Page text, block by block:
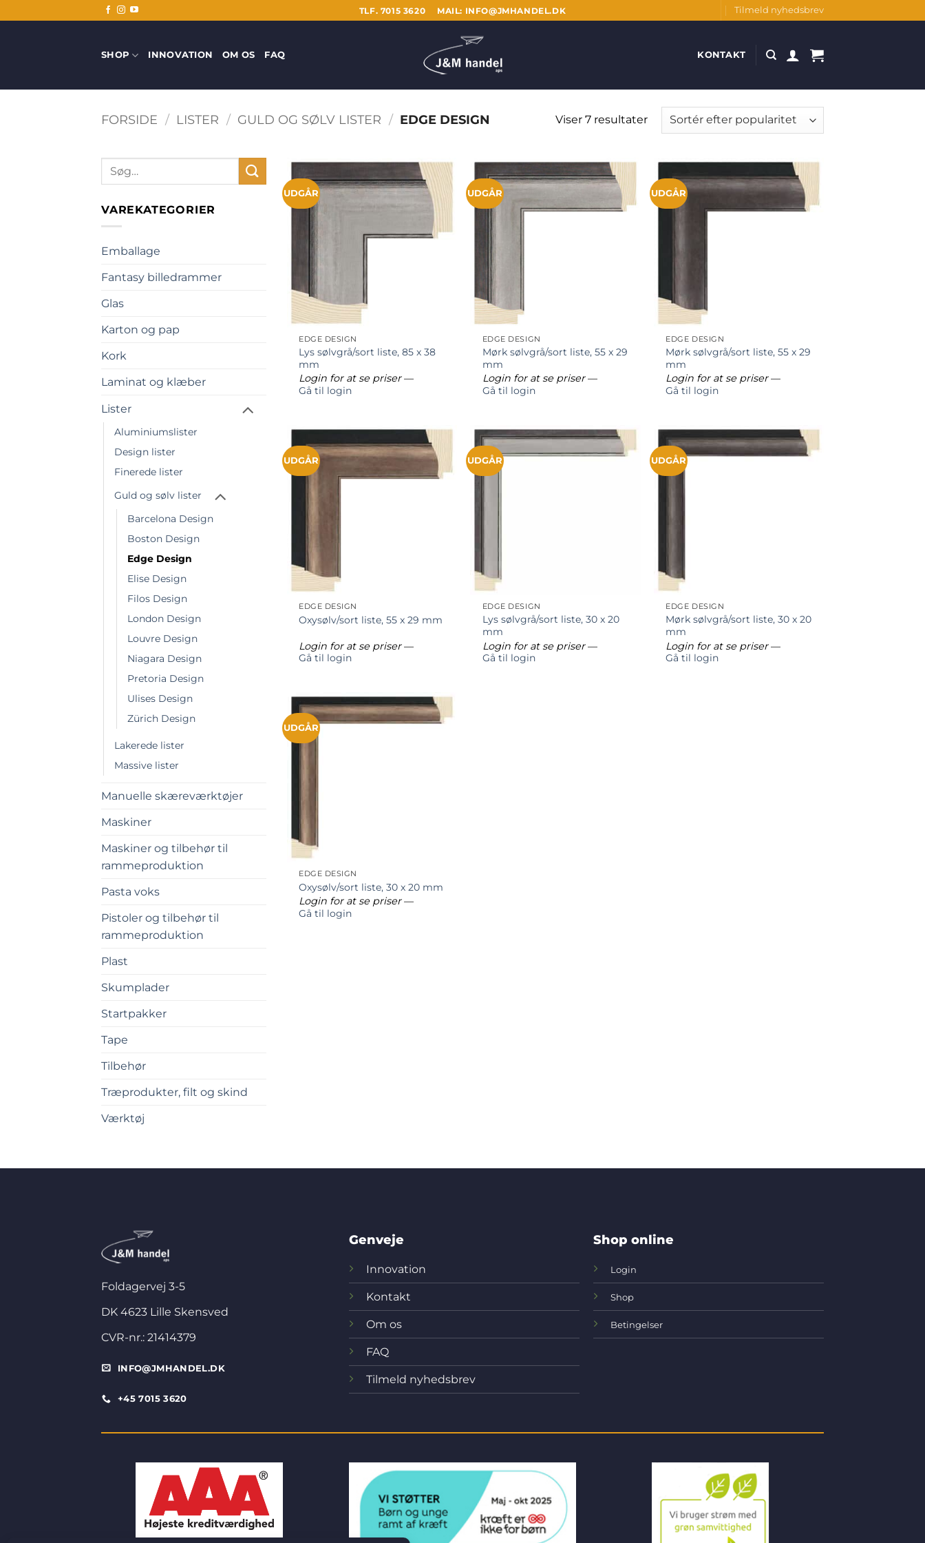
til
TLF. 7015 3620 MAIL: INFO@JMHANDEL.DK Tilmeld nyhedsbrev
SHOP INNOVATION OM OS FAQ KONTAKT
FORSIDE / LISTER / GULD OG SØLV LISTER / EDGE DESIGN Viser 7 resultaterSorteret
efter
Søg
efter:
VAREKATEGORIER
Emballage
Fantasy billedrammer
Glas
Karton og pap
Kork
Laminat og klæber
Lister
Aluminiumslister
Design lister
Finerede lister
Guld og sølv lister
Barcelona Design
Boston Design
Edge Design
Elise Design
Filos Design
London Design
Louvre Design
Niagara Design
Pretoria Design
Ulises Design
Zürich Design
Lakerede lister
Massive lister
Manuelle skæreværktøjer
Maskiner
Maskiner og tilbehør til
rammeproduktion
Pasta voks
Pistoler og tilbehør til
rammeproduktion
Plast
Skumplader
Startpakker
Tape
Tilbehør
Træprodukter, filt og skind
Værktøj
UDGÅR
EDGE DESIGN
Lys sølvgrå/sort liste, 85 x 38
mm
Login for at se priser—
Gå til login
UDGÅR
EDGE DESIGN
Mørk sølvgrå/sort liste, 55 x 29
mm
Login for at se priser—
Gå til login
UDGÅR
EDGE DESIGN
Mørk sølvgrå/sort liste, 55 x 29
mm
Login for at se priser—
Gå til login
UDGÅR
EDGE DESIGN
Oxysølv/sort liste, 55 x 29 mm
Login for at se priser—
Gå til login
UDGÅR
EDGE DESIGN
Lys sølvgrå/sort liste, 30 x 20
mm
Login for at se priser—
Gå til login
UDGÅR
EDGE DESIGN
Mørk sølvgrå/sort liste, 30 x 20
mm
Login for at se priser—
Gå til login
UDGÅR
EDGE DESIGN
Oxysølv/sort liste, 30 x 20 mm
Login for at se priser—
Gå til login
Foldagervej 3-5
DK 4623 Lille Skensved
CVR-nr.: 21414379
INFO@JMHANDEL.DK
+45 7015 3620
Genveje
Innovation
Kontakt
Om os
FAQ
Tilmeld nyhedsbrev
Shop online
Login
Shop
Betingelser